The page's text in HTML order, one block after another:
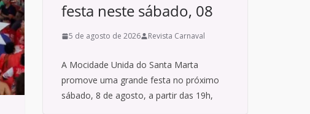
festa neste sábado, 08
5 de agosto de 2026 Revista Carnaval
A Mocidade Unida do Santa Marta
promove uma grande festa no próximo
sábado, 8 de agosto, a partir das 19h,